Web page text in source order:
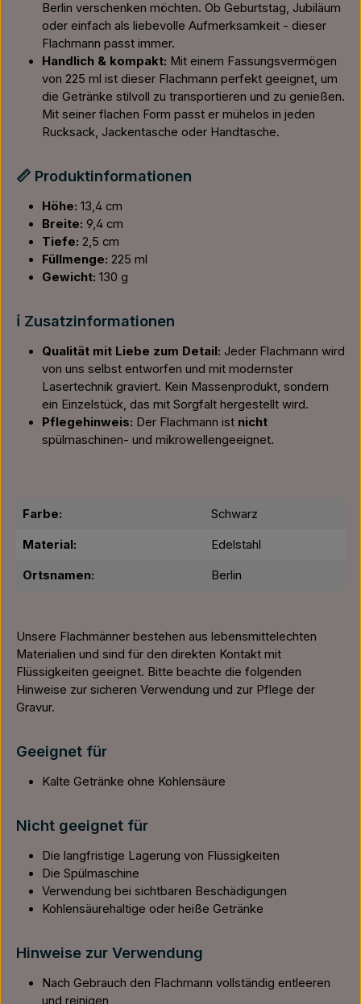
Berlin verschenken möchten. Ob Geburtstag, Jubiläum
oder einfach als liebevolle Aufmerksamkeit - dieser
Flachmann passt immer.
Handlich & kompakt: Mit einem Fassungsvermögen
von 225 ml ist dieser Flachmann perfekt geeignet, um
die Getränke stilvoll zu transportieren und zu genießen.
Mit seiner flachen Form passt er mühelos in jeden
Rucksack, Jackentasche oder Handtasche.
📏 Produktinformationen
Höhe: 13,4 cm
Breite: 9,4 cm
Tiefe: 2,5 cm
Füllmenge: 225 ml
Gewicht: 130 g
ℹ️ Zusatzinformationen
Qualität mit Liebe zum Detail: Jeder Flachmann wird
von uns selbst entworfen und mit modernster
Lasertechnik graviert. Kein Massenprodukt, sondern
ein Einzelstück, das mit Sorgfalt hergestellt wird.
Pflegehinweis: Der Flachmann ist nicht
spülmaschinen- und mikrowellengeeignet.
Farbe: Schwarz
Material: Edelstahl
Ortsnamen: Berlin
Unsere Flachmänner bestehen aus lebensmittelechten
Materialien und sind für den direkten Kontakt mit
Flüssigkeiten geeignet. Bitte beachte die folgenden
Hinweise zur sicheren Verwendung und zur Pflege der
Gravur.
Geeignet für
Kalte Getränke ohne Kohlensäure
Nicht geeignet für
Die langfristige Lagerung von Flüssigkeiten
Die Spülmaschine
Verwendung bei sichtbaren Beschädigungen
Kohlensäurehaltige oder heiße Getränke
Hinweise zur Verwendung
Nach Gebrauch den Flachmann vollständig entleeren
und reinigen